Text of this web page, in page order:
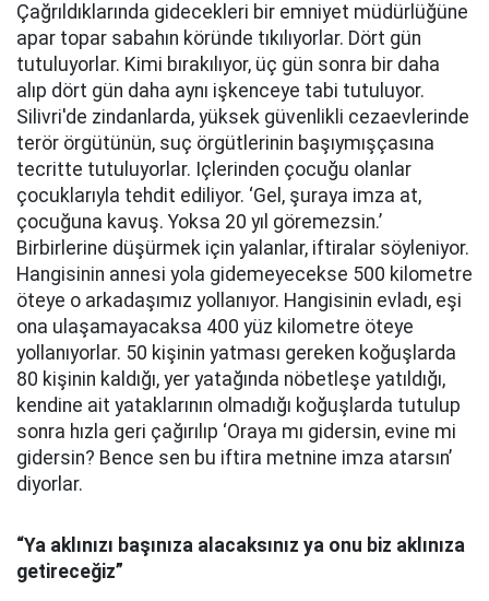
Çağrıldıklarında gidecekleri bir emniyet müdürlüğüne
apar topar sabahın köründe tıkılıyorlar. Dört gün
tutuluyorlar. Kimi bırakılıyor, üç gün sonra bir daha
alıp dört gün daha aynı işkenceye tabi tutuluyor.
Silivri'de zindanlarda, yüksek güvenlikli cezaevlerinde
terör örgütünün, suç örgütlerinin başıymışçasına
tecritte tutuluyorlar. Içlerinden çocuğu olanlar
çocuklarıyla tehdit ediliyor. ‘Gel, şuraya imza at,
çocuğuna kavuş. Yoksa 20 yıl göremezsin.’
Birbirlerine düşürmek için yalanlar, iftiralar söyleniyor.
Hangisinin annesi yola gidemeyecekse 500 kilometre
öteye o arkadaşımız yollanıyor. Hangisinin evladı, eşi
ona ulaşamayacaksa 400 yüz kilometre öteye
yollanıyorlar. 50 kişinin yatması gereken koğuşlarda
80 kişinin kaldığı, yer yatağında nöbetleşe yatıldığı,
kendine ait yataklarının olmadığı koğuşlarda tutulup
sonra hızla geri çağırılıp ‘Oraya mı gidersin, evine mi
gidersin? Bence sen bu iftira metnine imza atarsın’
diyorlar.
“Ya aklınızı başınıza alacaksınız ya onu biz aklınıza
getireceğiz”